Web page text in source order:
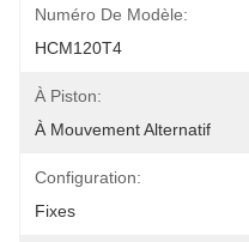
Numéro De Modèle:
HCM120T4
À Piston:
À Mouvement Alternatif
Configuration:
Fixes